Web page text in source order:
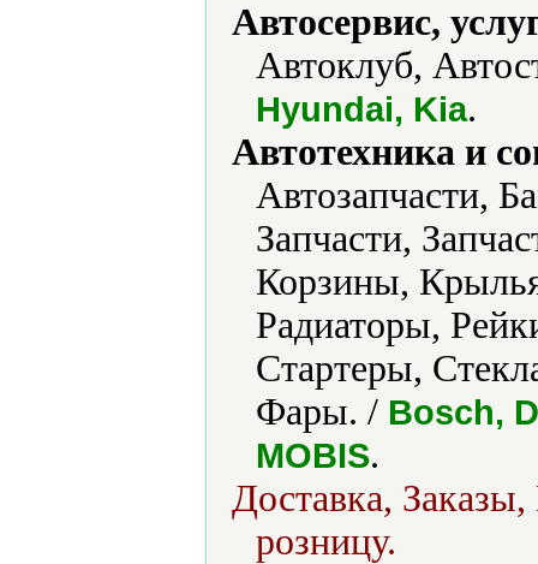
Автосервис,
Автоклуб,
Hyundai, Kia.
Автотехника и
Автозапчасти,
Запчасти,
Корзины,
Радиаторы,
Стартеры,
Фары. / Bosch,
MOBIS.
Доставка,
розницу.